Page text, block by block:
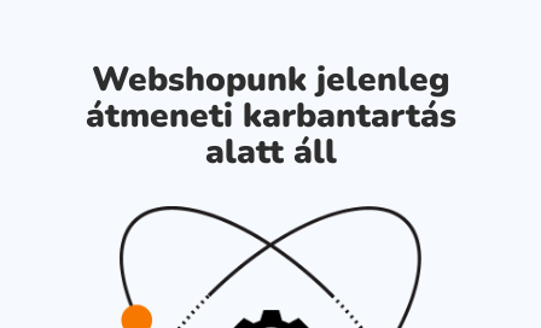
Webshopunk jelenleg
átmeneti karbantartás
alatt áll